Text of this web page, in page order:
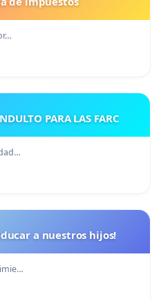
PARA LAS FARC
a nuestros hijos!